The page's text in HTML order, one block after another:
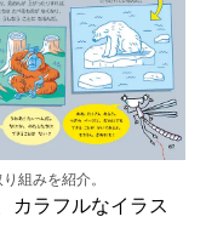
組みを紹介。
カラフルなイラス